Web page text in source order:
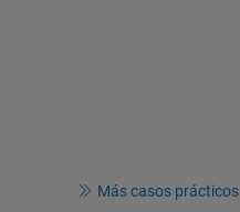
Más casos prácticos